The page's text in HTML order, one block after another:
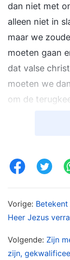
dan niet met
alleen niet in
maar we
moeten gaan
dat valse
moeten we
om de
christussen
is en wie de
eenmaal
christussen te
valse
niet hebben,
evenmin.
Vorige:
Heer Jezus
Volgende: Zijn
zijn,